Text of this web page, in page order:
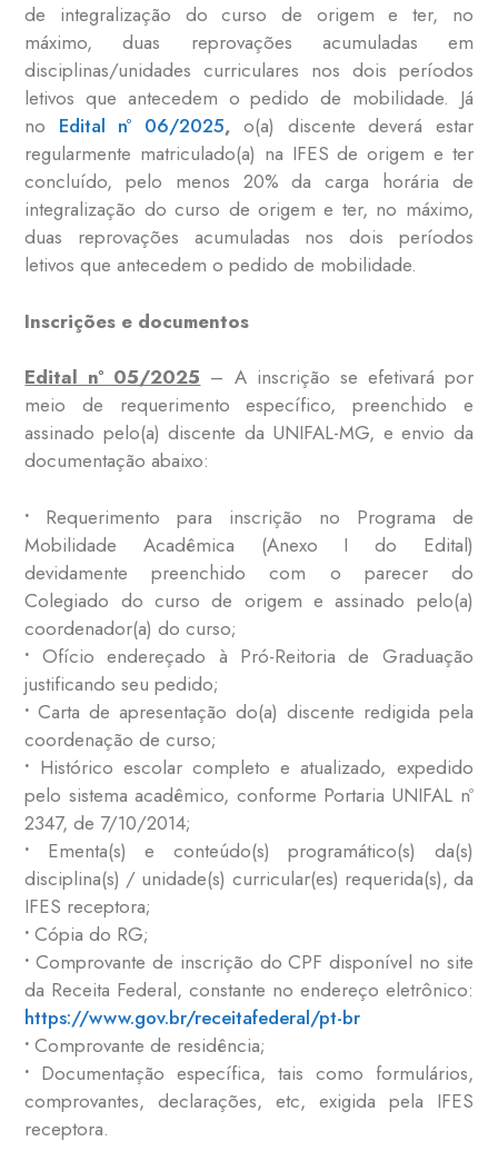
de integralização do curso de origem e ter, no
máximo, duas reprovações acumuladas em
disciplinas/unidades curriculares nos dois períodos
letivos que antecedem o pedido de mobilidade. Já
no Edital nº 06/2025,o(a) discente deverá estar
regularmente matriculado(a) na IFES de origem e ter
concluído, pelo menos 20% da carga horária de
integralização do curso de origem e ter, no máximo,
duas reprovações acumuladas nos dois períodos
letivos que antecedem o pedido de mobilidade.
Inscrições e documentos
Edital nº 05/2025 – A inscrição se efetivará por
meio de requerimento específico, preenchido e
assinado pelo(a) discente da UNIFAL-MG, e envio da
documentação abaixo:
• Requerimento para inscrição no Programa de
Mobilidade Acadêmica (Anexo I do Edital)
devidamente preenchido com o parecer do
Colegiado do curso de origem e assinado pelo(a)
coordenador(a) do curso;
• Ofício endereçado à Pró-Reitoria de Graduação
justificando seu pedido;
•Carta de apresentação do(a) discente redigida pela
coordenação de curso;
• Histórico escolar completo e atualizado, expedido
pelo sistema acadêmico, conforme Portaria UNIFAL nº
2347, de 7/10/2014;
• Ementa(s) e conteúdo(s) programático(s) da(s)
disciplina(s) / unidade(s) curricular(es) requerida(s), da
IFES receptora;
•Cópia do RG;
•Comprovante de inscrição do CPF disponível no site
da Receita Federal, constante no endereço eletrônico:
https://www.gov.br/receitafederal/pt-br
•Comprovante de residência;
• Documentação específica, tais como formulários,
comprovantes, declarações, etc, exigida pela IFES
receptora.